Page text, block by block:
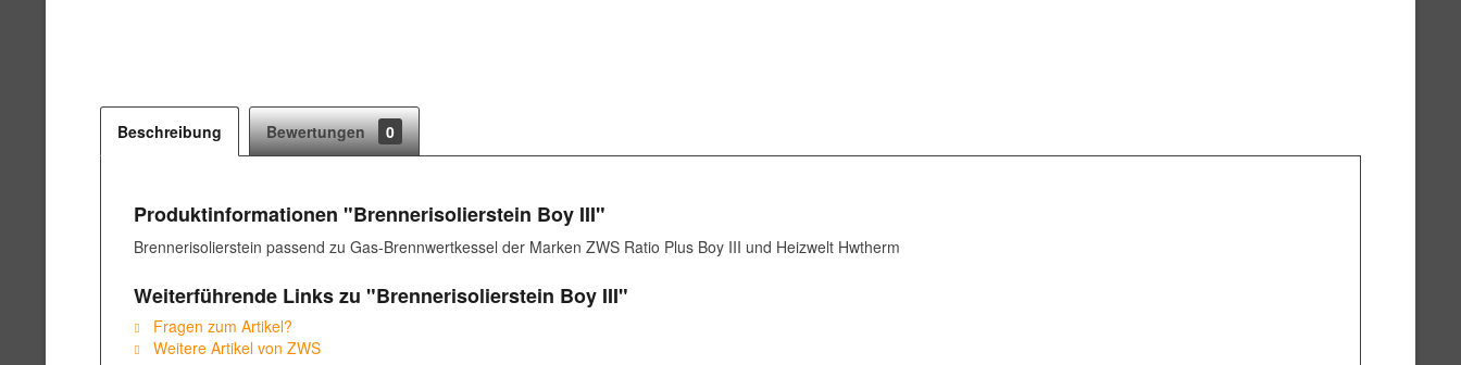
Beschreibung Bewertungen 0
Produktinformationen "Brennerisolierstein Boy III"
Brennerisolierstein passend zu Gas-Brennwertkessel der Marken ZWS Ratio Plus Boy III und Heizwelt Hwtherm
Weiterführende Links zu "Brennerisolierstein Boy III"
Fragen zum Artikel?
Weitere Artikel von ZWS